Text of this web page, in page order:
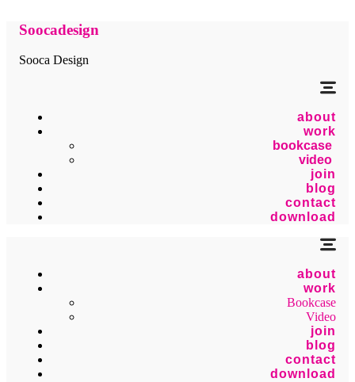
Soocadesign
Sooca Design
about
work
bookcase
video
join
blog
contact
download
about
work
Bookcase
Video
join
blog
contact
download